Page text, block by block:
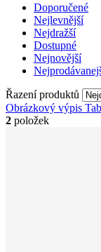
Doporučené
Nejlevnější
Nejdražší
Dostupné
Nejnovější
Řazení produktů
Obrázkový výpis
2 položek